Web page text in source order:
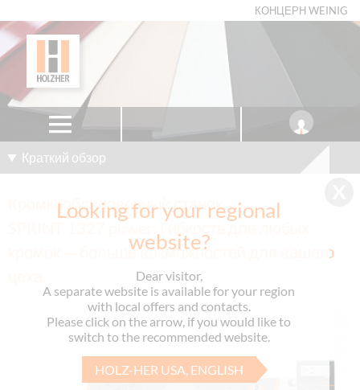
КОНЦЕРН WEINIG
Looking for your regional
website?
Dear visitor,
A separate website is available for your region
with local offers and contacts.
Please click on the arrow, if you would like to
switch to the recommended website.
HOLZ-HER USA, ENGLISH
Краткий обзор
Кромкооблицовочный станок
SPRINT 1327 power: Гибкость для любых
кромок — больше возможностей для вашего